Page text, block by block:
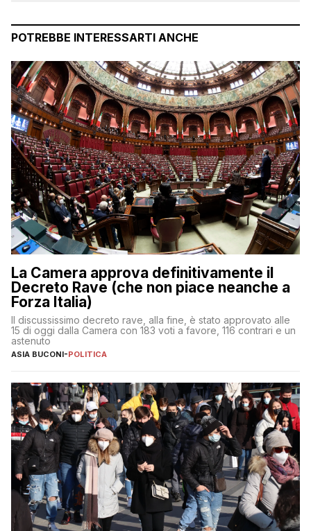
POTREBBE INTERESSARTI ANCHE
La Camera approva definitivamente il
Decreto Rave (che non piace neanche a
Forza Italia)
Il discussissimo decreto rave, alla fine, è stato approvato alle
15 di oggi dalla Camera con 183 voti a favore, 116 contrari e un
astenuto
ASIA BUCONI-POLITICA